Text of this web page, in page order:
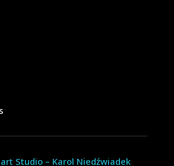
Studio – Karol Niedźwiadek